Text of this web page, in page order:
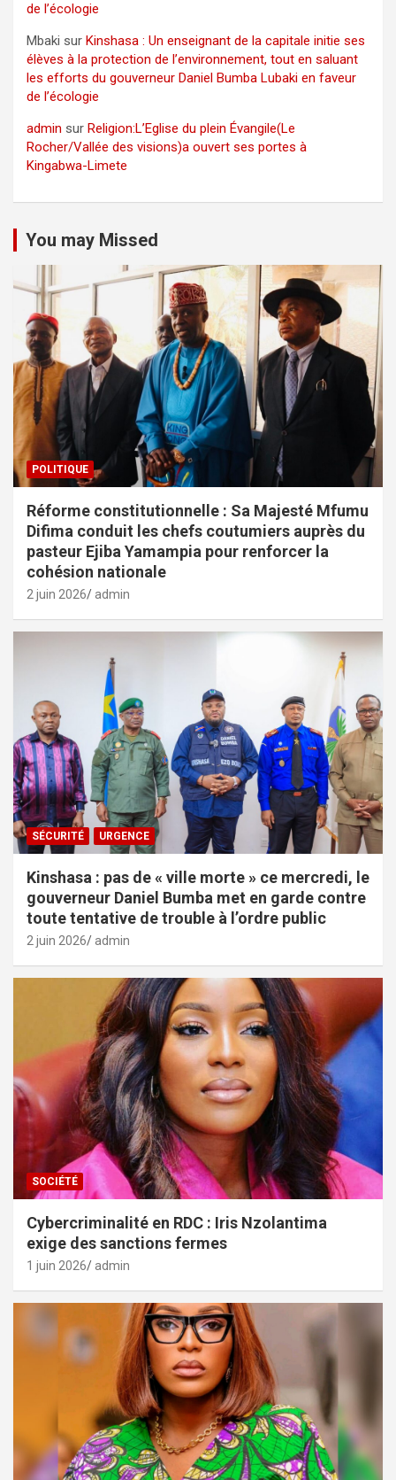
de l’écologie
Mbaki sur Kinshasa : Un enseignant de la capitale initie ses
élèves à la protection de l’environnement, tout en saluant
les efforts du gouverneur Daniel Bumba Lubaki en faveur
de l’écologie
admin sur Religion:L’Eglise du plein Évangile(Le
Rocher/Vallée des visions)a ouvert ses portes à
Kingabwa-Limete
You may Missed
POLITIQUE
Réforme constitutionnelle : Sa Majesté Mfumu
Difima conduit les chefs coutumiers auprès du
pasteur Ejiba Yamampia pour renforcer la
cohésion nationale
2 juin 2026 admin
SÉCURITÉ URGENCE
Kinshasa : pas de « ville morte » ce mercredi, le
gouverneur Daniel Bumba met en garde contre
toute tentative de trouble à l’ordre public
2 juin 2026 admin
SOCIÉTÉ
Cybercriminalité en RDC : Iris Nzolantima
exige des sanctions fermes
1 juin 2026 admin